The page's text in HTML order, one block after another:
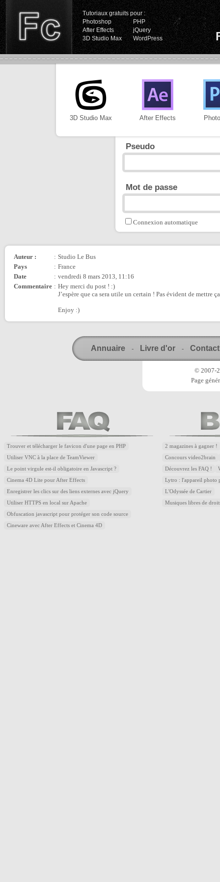
Tutoriaux gratuits pour :
Photoshop
PHP
After Effects
jQuery
3D Studio Max
WordPress
3D Studio Max After Effects
Pseudo
Mot de passe
Connexion automatique
Auteur : : Studio Le Bus
Pays
: France
Date
: vendredi 8 mars 2013, 11:16
Commentaire : Hey merci du post ! :)
J’espère que ca sera utile un certain ! Pas évident de mettre
Enjoy :)
Annuaire - Livre d'or - Contact
© 2007-
Page
Trouver et télécharger le favicon d'une page en PHP
Utiliser VNC à la place de TeamViewer
Le point virgule est-il obligatoire en Javascript ?
Cinema 4D Lite pour After Effects
Enregistrer les clics sur des liens externes avec jQuery
Utiliser HTTPS en local sur Apache
Obfuscation javascript pour protéger son code source
Cineware avec After Effects et Cinema 4D
2 magazines à gagner !
Concours video2brain
Découvrez les FAQ !
Lytro : l'appareil photo
L'Odyssée de Cartier
Musiques libres de